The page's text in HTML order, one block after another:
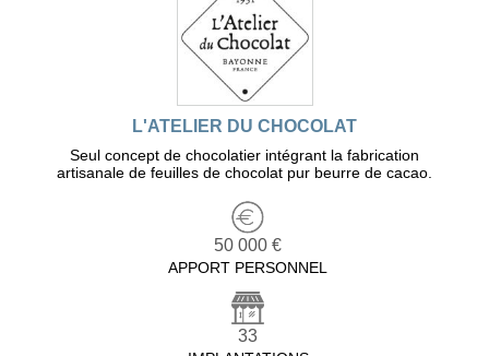
L'ATELIER DU CHOCOLAT
Seul concept de chocolatier intégrant la fabrication
artisanale de feuilles de chocolat pur beurre de cacao.
50 000 €
APPORT PERSONNEL
33